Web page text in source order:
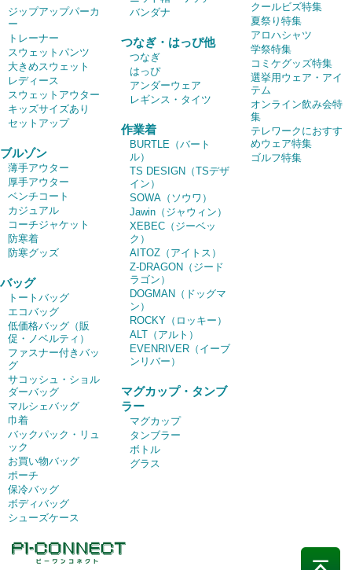
ジップアップパーカ
ー
トレーナー
スウェットパンツ
大きめスウェット
レディース
スウェットアウター
キッズサイズあり
セットアップ
ブルゾン
薄手アウター
厚手アウター
ベンチコート
カジュアル
コーチジャケット
防寒着
防寒グッズ
バッグ
トートバッグ
エコバッグ
低価格バッグ（販
促・ノベルティ）
ファスナー付きバッ
グ
サコッシュ・ショル
ダーバッグ
マルシェバッグ
巾着
バックパック・リュ
ック
お買い物バッグ
ポーチ
保冷バッグ
ボディバッグ
シューズケース
バンダナ
つなぎ・はっぴ他
つなぎ
はっぴ
アンダーウェア
レギンス・タイツ
作業着
BURTLE（バート
ル）
TS DESIGN（TSデザ
イン）
SOWA（ソウワ）
Jawin（ジャウィン）
XEBEC（ジーベッ
ク）
AITOZ（アイトス）
Z-DRAGON（ジード
ラゴン）
DOGMAN（ドッグマ
ン）
ROCKY（ロッキー）
ALT（アルト）
EVENRIVER（イーブ
ンリバー）
マグカップ・タンブ
ラー
マグカップ
タンブラー
ボトル
グラス
クールビズ特集
夏祭り特集
アロハシャツ
学祭特集
コミケグッズ特集
選挙用ウェア・アイ
テム
オンライン飲み会特
集
テレワークにおすす
めウェア特集
ゴルフ特集